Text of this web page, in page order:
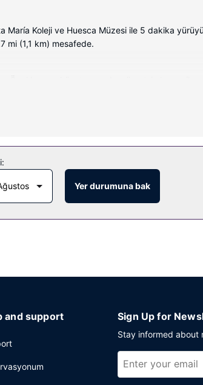
Koleji ve Huesca Müzesi ile 5 dakika
mi (1,1 km) mesafede.
mevcuttur. (ücretli) otopark vardır.
Yer durumuna bak
and support Sign Up for
Stay informed about